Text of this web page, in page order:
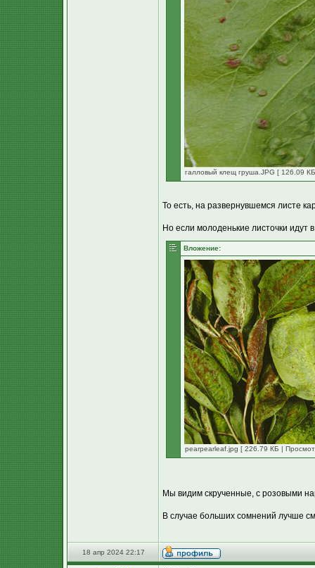
галловый клещ груша.JPG [ 126.09
То есть, на развернувшемся листе
Но если молоденькие листочки идут
Вложение:
pearpearleaf.jpg [ 226.79 КБ |
Мы видим скрученные, с розовыми
В случае больших сомнений лучше
18 апр 2024 22:17